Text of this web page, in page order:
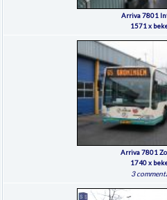
Arriva 7801
1571 x
Arriva 7801
1740 x
3